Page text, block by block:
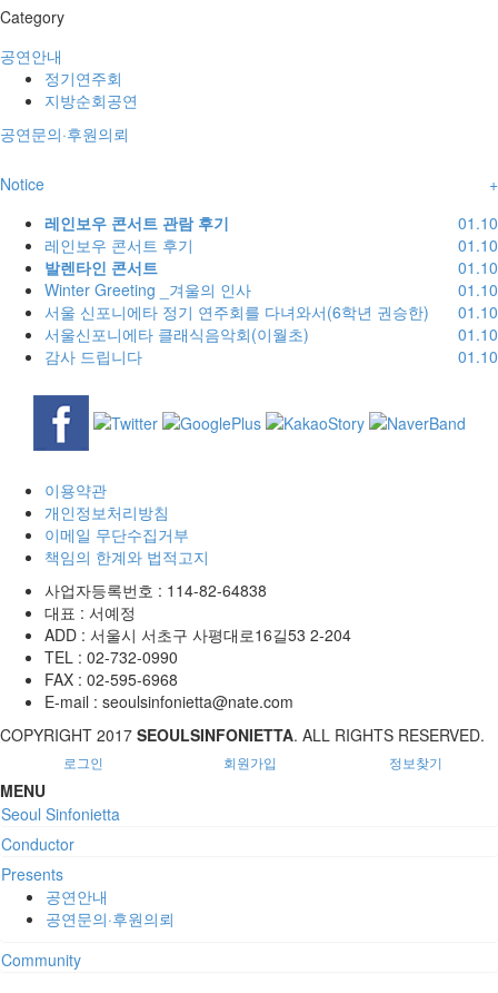
Category
공연안내
정기연주회
지방순회공연
공연문의·후원의뢰
+
Notice
01.10
레인보우 콘서트 관람 후기
01.10
레인보우 콘서트 후기
01.10
발렌타인 콘서트
01.10
Winter Greeting _겨울의 인사
01.10
서울 신포니에타 정기 연주회를 다녀와서(6학년 권승한)
01.10
서울신포니에타 클래식음악회(이월초)
01.10
감사 드립니다
이용약관
개인정보처리방침
이메일 무단수집거부
책임의 한계와 법적고지
사업자등록번호 : 114-82-64838
대표 : 서예정
ADD : 서울시 서초구 사평대로16길53 2-204
TEL : 02-732-0990
FAX : 02-595-6968
E-mail : seoulsinfonietta@nate.com
COPYRIGHT 2017 SEOULSINFONIETTA. ALL RIGHTS RESERVED.
로그인 회원가입 정보찾기
MENU
Seoul Sinfonietta
Conductor
Presents
공연안내
공연문의·후원의뢰
Community